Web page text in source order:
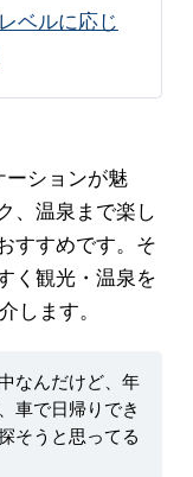
ベルに応じ
ションが魅
、温泉まで楽し
すすめです。そ
く観光・温泉を
します。
なんだけど、年
車で日帰りでき
そうと思ってる